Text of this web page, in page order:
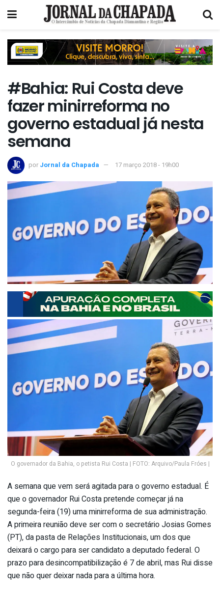
#Bahia: Rui Costa deve
fazer minirreforma no
governo estadual já nesta
semana
por Jornal da Chapada 17 março 2018 - 19h00
O governador da Bahia, o petista Rui Costa | FOTO: Arquivo/Paula Fróes |
A semana que vem será agitada para o governo estadual. É
que o governador Rui Costa pretende começar já na
segunda-feira (19) uma minirreforma de sua administração.
A primeira reunião deve ser com o secretário Josias Gomes
(PT), da pasta de Relações Institucionais, um dos que
deixará o cargo para ser candidato a deputado federal. O
prazo para desincompatibilização é 7 de abril, mas Rui disse
que não quer deixar nada para a última hora.